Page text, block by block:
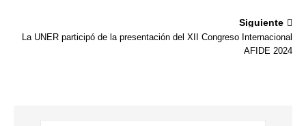
Siguiente
La UNER participó de la presentación del XII Congreso Internacional
AFIDE 2024